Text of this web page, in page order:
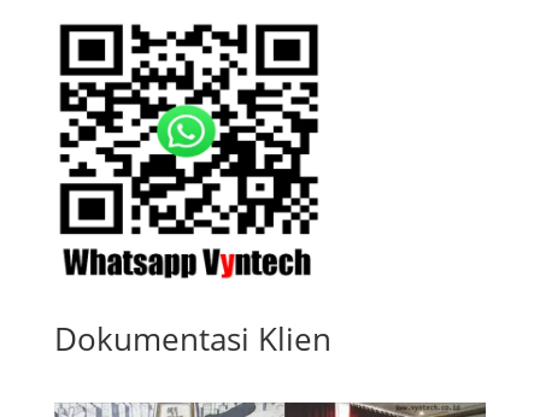
Dokumentasi Klien